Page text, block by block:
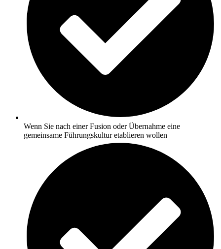
Wenn Sie nach einer Fusion oder Übernahme eine
gemeinsame Führungskultur etablieren wollen